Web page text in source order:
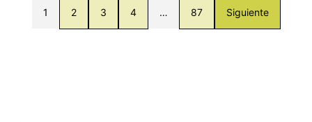
1 2 3 4 … 87 Siguiente